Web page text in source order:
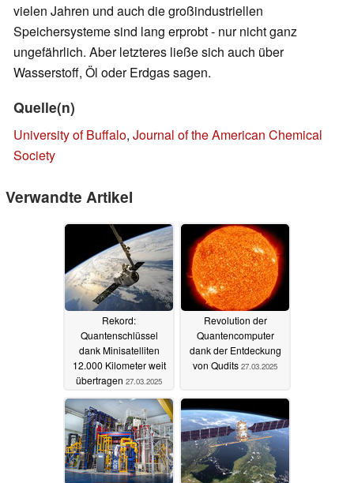
vielen Jahren und auch die großindustriellen
Speichersysteme sind lang erprobt - nur nicht ganz
ungefährlich. Aber letzteres ließe sich auch über
Wasserstoff, Öl oder Erdgas sagen.
Quelle(n)
University of Buffalo, Journal of the American Chemical
Society
Verwandte Artikel
Rekord:
Quantenschlüssel
dank Minisatelliten
12.000 Kilometer weit
übertragen 27.03.2025
Revolution der
Quantencomputer
dank der Entdeckung
von Qudits 27.03.2025